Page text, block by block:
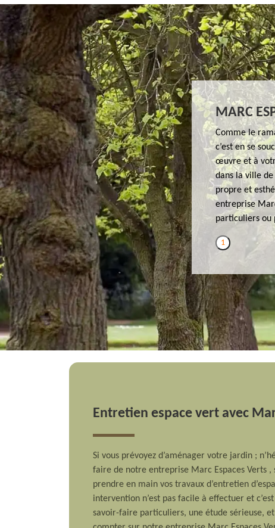
MARC
Comme le
c’est en se
œuvre et à
dans la ville
propre et
entreprise
particuliers ou
1
Entretien espace vert avec
Si vous prévoyez d’aménager votre jardin ;
faire de notre entreprise Marc Espaces Verts ,
prendre en main vos travaux d’entretien
intervention n’est pas facile à effectuer et
savoir-faire particuliers, une étude sérieuse, et